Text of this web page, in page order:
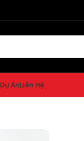
Dự ÁnLiên Hệ